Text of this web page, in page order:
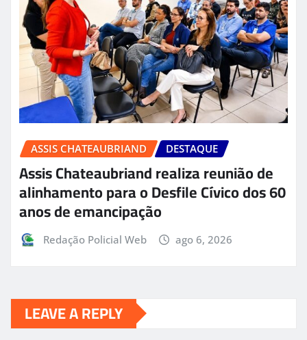
ASSIS CHATEAUBRIAND DESTAQUE
Assis Chateaubriand realiza reunião de
alinhamento para o Desfile Cívico dos 60
anos de emancipação
Redação Policial Web ago 6, 2026
LEAVE A REPLY